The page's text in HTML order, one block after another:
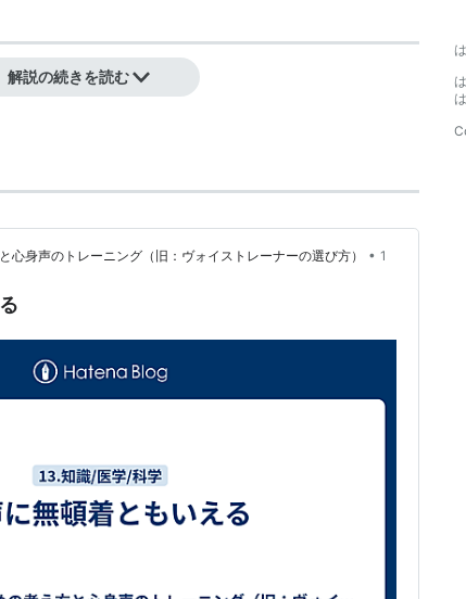
こと。
解説の続きを読む
心身声のトレーニング（旧：ヴォイストレーナーの選び方） • 1